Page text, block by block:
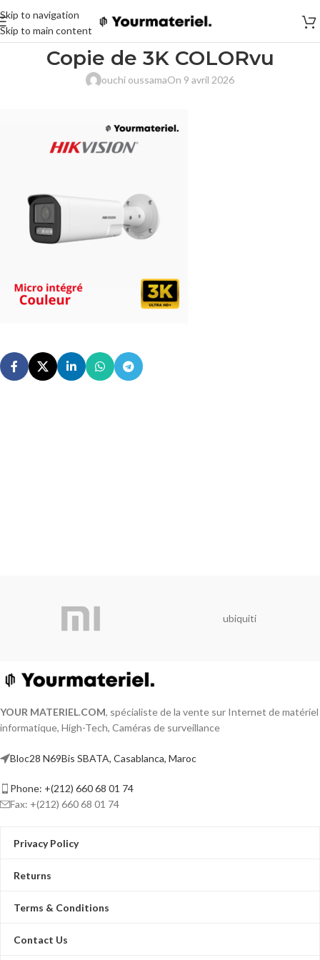
Skip to navigation
Skip to main content
Copie de 3K COLORvu
ouchi oussamaOn 9 avril 2026
ubiquiti
YOUR MATERIEL.COM, spécialiste de la vente sur Internet de matériel
informatique, High-Tech, Caméras de surveillance
Bloc28 N69Bis SBATA, Casablanca, Maroc
Phone: +(212) 660 68 01 74
Fax: +(212) 660 68 01 74
Privacy Policy
Returns
Terms & Conditions
Contact Us